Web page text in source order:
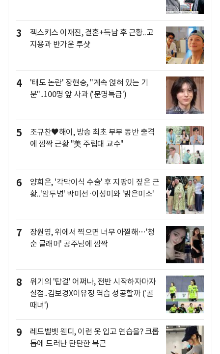
3
젝스키스 이재진, 결혼+득남 후 근황..고
지용과 반가운 투샷
4
'태도 논란' 장현승, "계속 얹혀 있는 기
분"..100명 앞 사과 ('문명특급')
5
조규찬♥해이, 방송 최초 부부 동반 출격
에 깜짝 근황 "美 주립대 교수"
6
양희은, '각막이식 수술' 후 지팡이 짚은 근
황..'암투병' 박미선·이성미와 '밝은미소'
7
장원영, 위에서 찍으면 너무 아찔해…'청
순 글래머' 공주님에 깜짝
8
위기의 '탑걸' 어쩌나, 전반 시작하자마자
실점..김보경X이유정 역습 성공할까 ('골
때녀')
9
레드벨벳 웬디, 이런 옷 입고 연습을? 크롭
톱에 드러난 탄탄한 복근